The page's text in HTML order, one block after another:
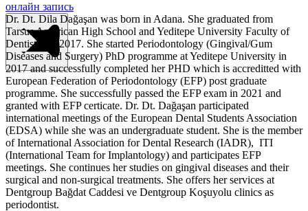
онлайн запись
Dr. Dt. Dila Dağaşan was born in Adana. She graduated from
Tarsus American High School and Yeditepe University Faculty of
Dentistry in 2017. She started Periodontology (Gingival/Gum
Diseases and Surgery) PhD programme at Yeditepe University in
2017 and successfully completed her PHD which is accreditted with
European Federation of Periodontology (EFP) post graduate
programme. She successfully passed the EFP exam in 2021 and
granted with EFP certicate. Dr. Dt. Dağaşan participated
international meetings of the European Dental Students Association
(EDSA) while she was an undergraduate student. She is the member
of International Association for Dental Research (IADR), ITI
(International Team for Implantology) and participates EFP
meetings. She continues her studies on gingival diseases and their
surgical and non-surgical treatments. She offers her services at
Dentgroup Bağdat Caddesi ve Dentgroup Koşuyolu clinics as
periodontist.